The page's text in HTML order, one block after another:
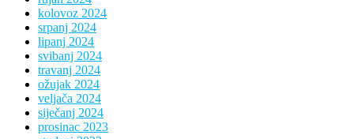
kolovoz 2024
srpanj 2024
lipanj 2024
svibanj 2024
travanj 2024
ožujak 2024
veljača 2024
siječanj 2024
prosinac 2023